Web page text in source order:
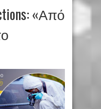
«Από